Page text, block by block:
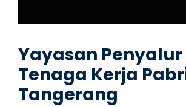
Yayasan Penyalur
Tenaga Kerja
Tangerang